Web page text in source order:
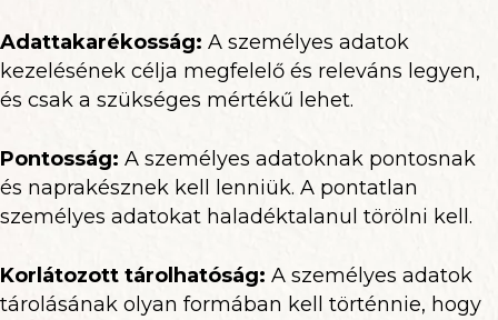
Adattakarékosság: A személyes adatok
kezelésének célja megfelelő és releváns legyen,
és csak a szükséges mértékű lehet.
Pontosság: A személyes adatoknak pontosnak
és naprakésznek kell lenniük. A pontatlan
személyes adatokat haladéktalanul törölni kell.
Korlátozott tárolhatóság: A személyes adatok
tárolásának olyan formában kell történnie, hogy